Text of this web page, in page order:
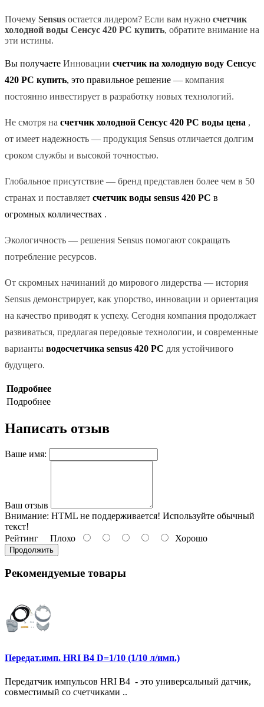
Почему Sensus остается лидером? Если вам нужно счетчик
холодной воды Сенсус 420 РС купить, обратите внимание на
эти истины.
Вы получаете Инновации счетчик на холодную воду Сенсус
420 РС купить, это правильное решение — компания
постоянно инвестирует в разработку новых технологий.
Не смотря на счетчик холодной Сенсус 420 РС воды цена ,
от имеет надежность — продукция Sensus отличается долгим
сроком службы и высокой точностью.
Глобальное присутствие — бренд представлен более чем в 50
странах и поставляет счетчик воды sensus 420 РС в
огромных колличествах .
Экологичность — решения Sensus помогают сокращать
потребление ресурсов.
От скромных начинаний до мирового лидерства — история
Sensus демонстрирует, как упорство, инновации и ориентация
на качество приводят к успеху. Сегодня компания продолжает
развиваться, предлагая передовые технологии, и современные
варианты водосчетчика sensus 420 РС для устойчивого
будущего.
Подробнее
Подробнее
Написать отзыв
Ваше имя:
Ваш отзыв
Внимание: HTML не поддерживается! Используйте обычный
текст!
Рейтинг Плохо Хорошо
Продолжить
Рекомендуемые товары
Передат.имп. HRI B4 D=1/10 (1/10 л/имп.)
Передатчик импульсов HRI B4 - это универсальный датчик,
совместимый со счетчиками ..